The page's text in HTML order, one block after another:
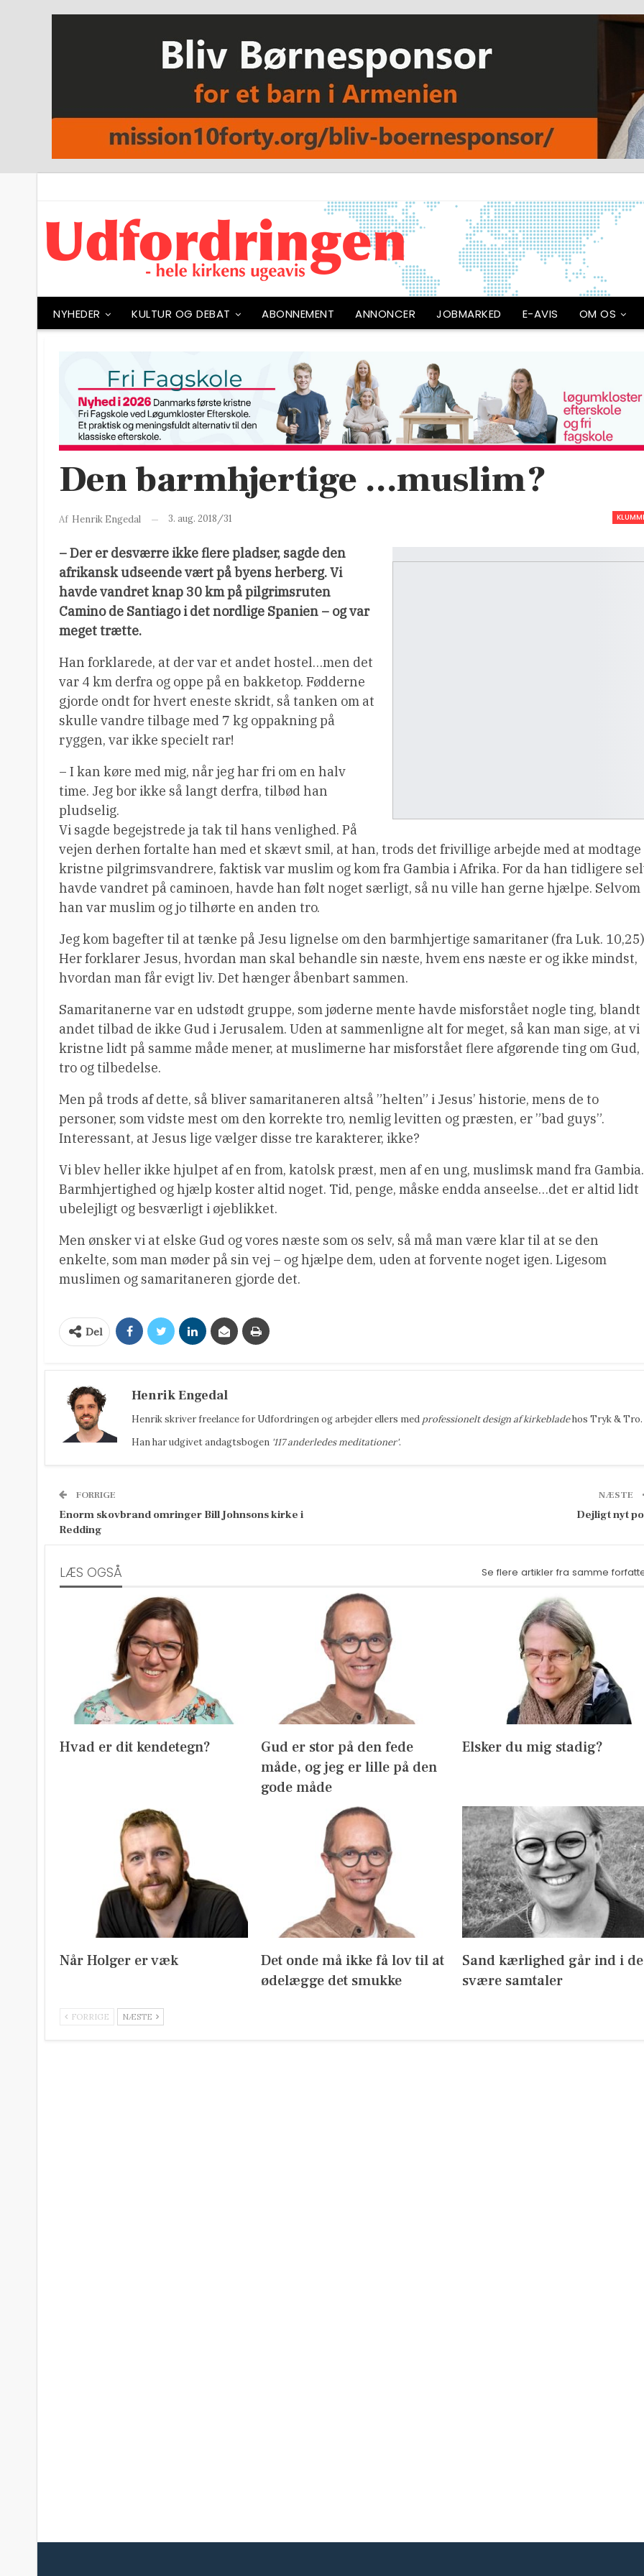
NYHEDER KULTUR OG DEBAT ABONNEMENT ANNONCER JOBMARKED E-AVIS OM OS
Den barmhjertige …muslim?
Af Henrik Engedal 3. aug. 2018/31
– Der er desværre ikke flere pladser, sagde den
afrikansk udseende vært på byens herberg. Vi
havde vandret knap 30 km på pilgrimsruten
Camino de Santiago i det nordlige Spanien – og var
meget trætte.
Han forklarede, at der var et andet hostel…men det
var 4 km derfra og oppe på en bakketop. Fødderne
gjorde ondt for hvert eneste skridt, så tanken om at
skulle vandre tilbage med 7 kg oppakning på
ryggen, var ikke specielt rar!
– I kan køre med mig, når jeg har fri om en halv
time. Jeg bor ikke så langt derfra, tilbød han
pludselig.
Vi sagde begejstrede ja tak til hans venlighed. På
vejen derhen fortalte han med et skævt smil, at han, trods det frivillige arbejde med at modtage
kristne pilgrimsvandrere, faktisk var muslim og kom fra Gambia i Afrika. For da han tidligere
havde vandret på caminoen, havde han følt noget særligt, så nu ville han gerne hjælpe. Selvom
han var muslim og jo tilhørte en anden tro.
Jeg kom bagefter til at tænke på Jesu lignelse om den barmhjertige samaritaner (fra Luk.
Her forklarer Jesus, hvordan man skal behandle sin næste, hvem ens næste er og ikke mindst,
hvordan man får evigt liv. Det hænger åbenbart sammen.
Samaritanerne var en udstødt gruppe, som jøderne mente havde misforstået nogle ting, blandt
andet tilbad de ikke Gud i Jerusalem. Uden at sammenligne alt for meget, så kan man sige, at vi
kristne lidt på samme måde mener, at muslimerne har misforstået flere afgørende ting om Gud,
tro og tilbedelse.
Men på trods af dette, så bliver samaritaneren altså ”helten” i Jesus’ historie, mens de to
personer, som vidste mest om den korrekte tro, nemlig levitten og præsten, er ”bad guys”.
Interessant, at Jesus lige vælger disse tre karakterer, ikke?
Vi blev heller ikke hjulpet af en from, katolsk præst, men af en ung, muslimsk mand fra Gambia.
Barmhjertighed og hjælp koster altid noget. Tid, penge, måske endda anseelse…det er altid lidt
ubelejligt og besværligt i øjeblikket.
Men ønsker vi at elske Gud og vores næste som os selv, så må man være klar til at se den
enkelte, som man møder på sin vej – og hjælpe dem, uden at forvente noget igen. Ligesom
muslimen og samaritaneren gjorde det.
Del
Henrik Engedal
Henrikskriver freelance for Udfordringen og arbejder ellers med professionelt design af kirkebladehos Tryk & Tro.
Han har udgivet andagtsbogen '117 anderledes meditationer'.
FORRIGE
Enorm skovbrand omringer Bill Johnsons kirke i
Redding
NÆSTE
Dejligt nyt
LÆS OGSÅ Se flere artikler fra samme
Hvad er dit kendetegn?
Gud er stor på den fede
måde, og jeg er lille på den
gode måde
Elsker du mig stadig?
Når Holger er væk
Det onde må ikke få lov til at
ødelægge det smukke
Sand kærlighed går ind i de
svære samtaler
FORRIGE NÆSTE